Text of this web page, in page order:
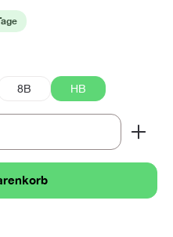
8B HB
Wert ein